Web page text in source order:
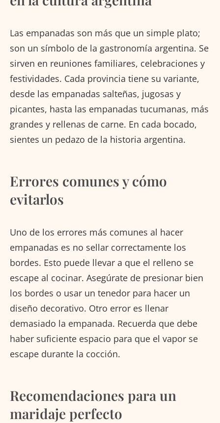
Las empanadas son más que un simple plato;
son un símbolo de la gastronomía argentina. Se
sirven en reuniones familiares, celebraciones y
festividades. Cada provincia tiene su variante,
desde las empanadas salteñas, jugosas y
picantes, hasta las empanadas tucumanas, más
grandes y rellenas de carne. En cada bocado,
sientes un pedazo de la historia argentina.
Errores comunes y cómo
evitarlos
Uno de los errores más comunes al hacer
empanadas es no sellar correctamente los
bordes. Esto puede llevar a que el relleno se
escape al cocinar. Asegúrate de presionar bien
los bordes o usar un tenedor para hacer un
diseño decorativo. Otro error es llenar
demasiado la empanada. Recuerda que debe
haber suficiente espacio para que el vapor se
escape durante la cocción.
Recomendaciones para un
maridaje perfecto